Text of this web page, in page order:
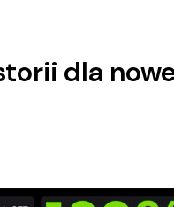
dla